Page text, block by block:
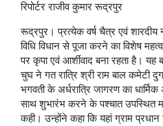
रिपोर्टर राजीव कुमार रूद्रपुर
रूद्रपुर। प्रत्येक वर्ष चैत्र एवं शारदीय
विधि विधान से पूजा करने का विशेष
पर कृपा एवं आर्शीवाद बना रहता है। यह
चुघ ने गत रात्रि श्री राम बाल कमेटी
भगवती के अर्धरात्रि जागरण का
साथ शुभारंभ करने के पश्चात उपस्थित
कही। उन्होंने कहा कि यहां ग्राम प्रधान